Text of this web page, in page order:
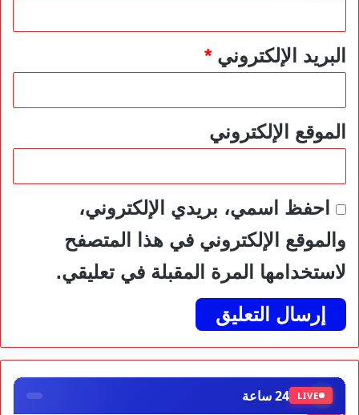
البريد الإلكتروني*
الموقع الإلكتروني
احفظ اسمي، بريدي الإلكتروني،
والموقع الإلكتروني في هذا المتصفح
لاستخدامها المرة المقبلة في تعليقي.
LIVE 24 ساعة